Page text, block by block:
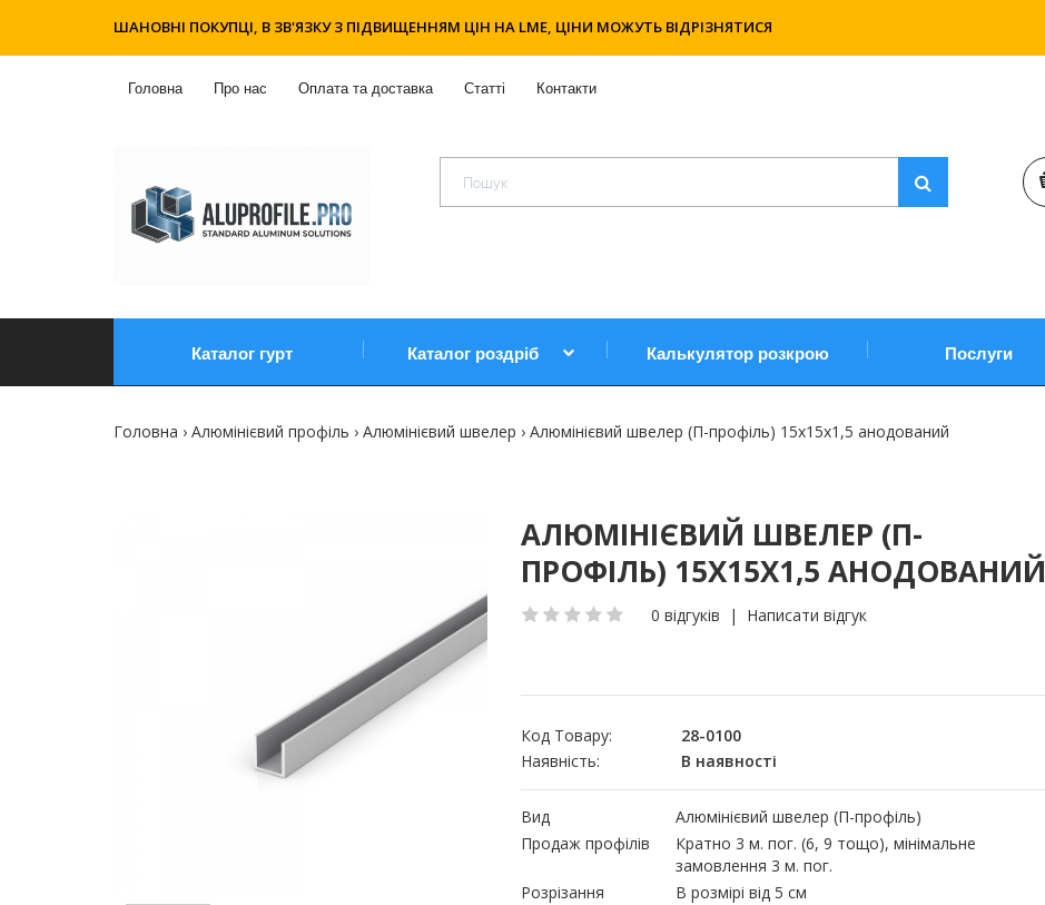
ШАНОВНІ ПОКУПЦІ, В ЗВ'ЯЗКУ З ПІДВИЩЕННЯМ ЦІН НА LME, ЦІНИ МОЖУТЬ ВІДРІЗНЯТИСЯ
Головна Про нас Оплата та доставка Статті Контакти
Каталог гурт Каталог роздріб Калькулятор розкрою Послуги
Головна Алюмінієвий профіль Алюмінієвий швелер Алюмінієвий швелер (П-профіль) 15х15х1,5 анодований
АЛЮМІНІЄВИЙ ШВЕЛЕР (П-
ПРОФІЛЬ) 15Х15Х1,5 АНОДОВАНИЙ
0 відгуків | Написати відгук
Код Товару:
28-0100
Наявність:
В наявності
Вид
Алюмінієвий швелер (П-профіль)
Продаж профілів
Кратно 3 м. пог. (6, 9 тощо), мінімальне
замовлення 3 м. пог.
Розрізання
В розмірі від 5 см